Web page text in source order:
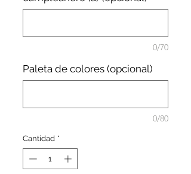
0/70
Paleta de colores (opcional)
0/80
Cantidad *